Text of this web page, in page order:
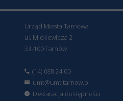
Urząd Miasta Tarnowa
ul. Mickiewicza 2
33-100 Tarnów
(14) 688 24 00
umt@umt.tarnow.pl
Deklaracja dostępności